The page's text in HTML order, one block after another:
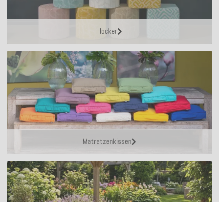
Hocker
Matratzenkissen